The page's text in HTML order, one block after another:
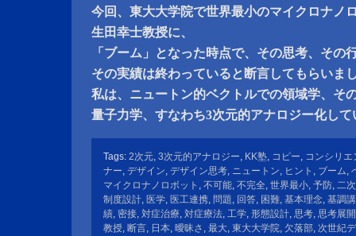
今回、東大大学院で世界最小のマイクロナノ
生田幸士教授に、
「ブーム」となった時点で、その思考、その
その実績は終わっていると断言してもらいま
私は、ニュートン的ベクトルでの領域学、そ
量子力学、すなわち3次元的アナロジー化し
Tags: 2次元, 3次元的アナロジー, KK塾, コピー, コンシリエ
ナー, デザイン, デザイン思考, ニュートン, ヒント , ブーム,
マイクロナノロボット , 不可能, 不完全, 世界最小, 予防, 二
制度設計, 医学, 医工連携, 問題, 回答, 困難, 基本理念, 基調
績, 密接, 対症治療, 対症療法, 工学, 形態設計, 思考, 思考展開
教授, 断言, 日本, 曖昧さ , 最大, 東大大学院, 欠落部, 次世紀